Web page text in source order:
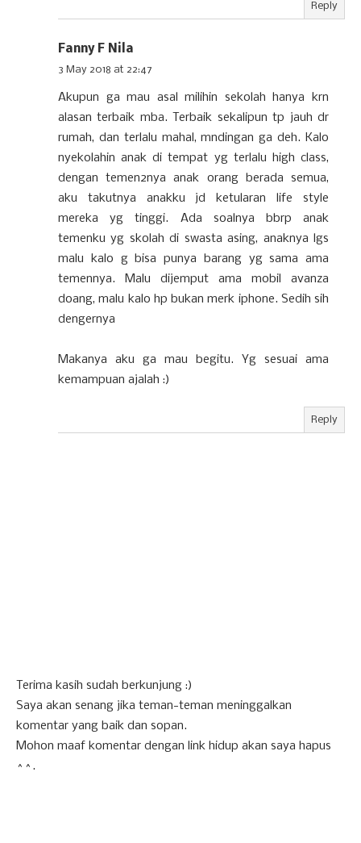
Reply
Fanny F Nila
3 May 2018 at 22:47
Akupun ga mau asal milihin sekolah hanya krn
alasan terbaik mba. Terbaik sekalipun tp jauh dr
rumah, dan terlalu mahal, mndingan ga deh. Kalo
nyekolahin anak di tempat yg terlalu high class,
dengan temen2nya anak orang berada semua,
aku takutnya anakku jd ketularan life style
mereka yg tinggi. Ada soalnya bbrp anak
temenku yg skolah di swasta asing, anaknya lgs
malu kalo g bisa punya barang yg sama ama
temennya. Malu dijemput ama mobil avanza
doang, malu kalo hp bukan merk iphone. Sedih sih
dengernya
Makanya aku ga mau begitu. Yg sesuai ama
kemampuan ajalah :)
Reply
Terima kasih sudah berkunjung :)
Saya akan senang jika teman-teman meninggalkan
komentar yang baik dan sopan.
Mohon maaf komentar dengan link hidup akan saya hapus
^^.